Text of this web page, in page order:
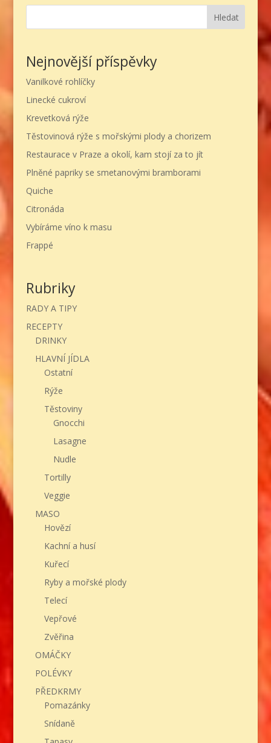
Hledat
Nejnovější příspěvky
Vanilkové rohlíčky
Linecké cukroví
Krevetková rýže
Těstovinová rýže s mořskými plody a chorizem
Restaurace v Praze a okolí, kam stojí za to jít
Plněné papriky se smetanovými bramborami
Quiche
Citronáda
Vybíráme víno k masu
Frappé
Rubriky
RADY A TIPY
RECEPTY
DRINKY
HLAVNÍ JÍDLA
Ostatní
Rýže
Těstoviny
Gnocchi
Lasagne
Nudle
Tortilly
Veggie
MASO
Hovězí
Kachní a husí
Kuřecí
Ryby a mořské plody
Telecí
Vepřové
Zvěřina
OMÁČKY
POLÉVKY
PŘEDKRMY
Pomazánky
Snídaně